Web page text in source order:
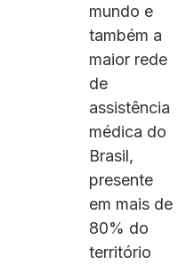
mundo e
também a
maior rede
de
assistência
médica do
Brasil,
presente
em mais de
80% do
território